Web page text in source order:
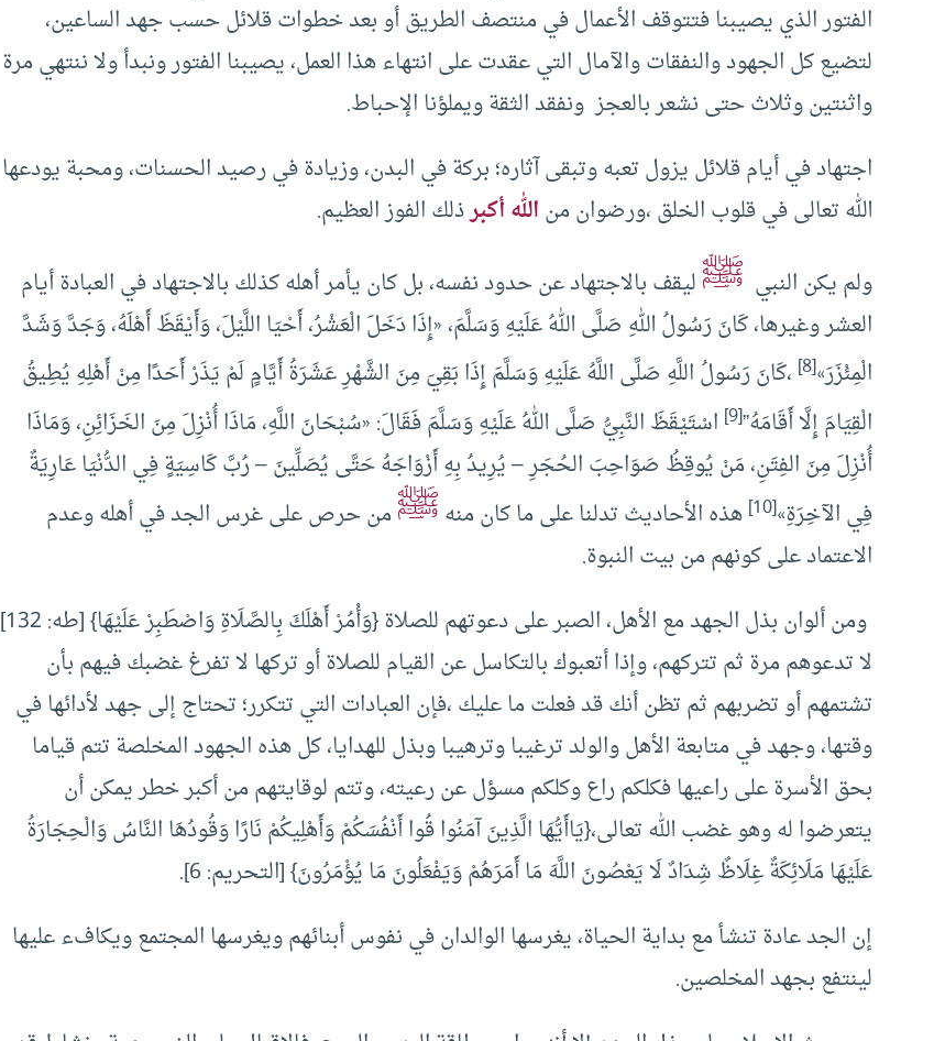
الفتور الذي يصيبنا فتتوقف الأعمال في منتصف الطريق أو بعد خطوات قلائل حسب جهد الساعين،
لتضيع كل الجهود والنفقات والآمال التي عقدت على انتهاء هذا العمل، يصيبنا الفتور ونبدأ ولا ننتهي مرة
واثنتين وثلاث حتى نشعر بالعجز ونفقد الثقة ويملؤنا الإحباط.
اجتهاد في أيام قلائل يزول تعبه وتبقى آثاره؛ بركة في البدن، وزيادة في رصيد الحسنات، ومحبة يودعها
الله تعالى في قلوب الخلق ،ورضوان منالله أكبرذلك الفوز العظيم.
ولم يكن النبي ﷺليقف بالاجتهاد عن حدود نفسه، بل كان يأمر أهله كذلك بالاجتهاد في العبادة أيام
العشر وغيرها، كَانَ رَسُولُ اللهِ صَلَّى اللهُ عَلَيْهِ وَسَلَّمَ، «إِذَا دَخَلَ الْعَشْرُ، أَحْيَا اللَّيْلَ، وَأَيْقَظَ أَهْلَهُ، وَجَدَّ وَشَدَّ
الْمِئْزَرَ»[8]
،كَانَ رَسُولُ اللَّهِ صَلَّى اللَّهُ عَلَيْهِ وَسَلَّمَ إِذَا بَقِيَ مِنَ الشَّهْرِ عَشَرَةُ أَيَّامٍ لَمْ يَذَرْ أَحَدًا مِنْ أَهْلِهِ يُطِيقُ
الْقِيَامَ إِلَّا أَقَامَهُ”[9]
اسْتَيْقَظَ النَّبِيُّ صَلَّى اللهُ عَلَيْهِ وَسَلَّمَ فَقَالَ: «سُبْحَانَ اللَّهِ، مَاذَا أُنْزِلَ مِنَ الخَزَائِنِ، وَمَاذَا
أُنْزِلَ مِنَ الفِتَنِ، مَنْ يُوقِظُ صَوَاحِبَ الحُجَرِ – يُرِيدُ بِهِ أَزْوَاجَهُ حَتَّى يُصَلِّينَ – رُبَّ كَاسِيَةٍ فِي الدُّنْيَا عَارِيَةٌ
فِي الآخِرَةِ»[10] هذه الأحاديث تدلنا على ما كان منهﷺمن حرص على غرس الجد في أهله وعدم
الاعتماد على كونهم من بيت النبوة.
ومن ألوان بذل الجهد مع الأهل، الصبر على دعوتهم للصلاة {وَأْمُرْ أَهْلَكَ بِالصَّلَاةِ وَاصْطَبِرْ عَلَيْهَا} [طه: 132]
لا تدعوهم مرة ثم تتركهم، وإذا أتعبوك بالتكاسل عن القيام للصلاة أو تركها لا تفرغ غضبك فيهم بأن
تشتمهم أو تضربهم ثم تظن أنك قد فعلت ما عليك ،فإن العبادات التي تتكرر؛ تحتاج إلى جهد لأدائها في
وقتها، وجهد في متابعة الأهل والولد ترغيبا وترهيبا وبذل للهدايا، كل هذه الجهود المخلصة تتم قياما
بحق الأسرة على راعيها فكلكم راع وكلكم مسؤل عن رعيته، وتتم لوقايتهم من أكبر خطر يمكن أن
يتعرضوا له وهو غضب الله تعالى،{يَاأَيُّهَا الَّذِينَ آمَنُوا قُوا أَنْفُسَكُمْ وَأَهْلِيكُمْ نَارًا وَقُودُهَا النَّاسُ وَالْحِجَارَةُ
عَلَيْهَا مَلَائِكَةٌ غِلَاظٌ شِدَادٌ لَا يَعْصُونَ اللَّهَ مَا أَمَرَهُمْ وَيَفْعَلُونَ مَا يُؤْمَرُونَ} [التحريم: 6].
إن الجد عادة تنشأ مع بداية الحياة، يغرسها الوالدان في نفوس أبنائهم ويغرسها المجتمع ويكافء عليها
لينتفع بجهد المخلصين.